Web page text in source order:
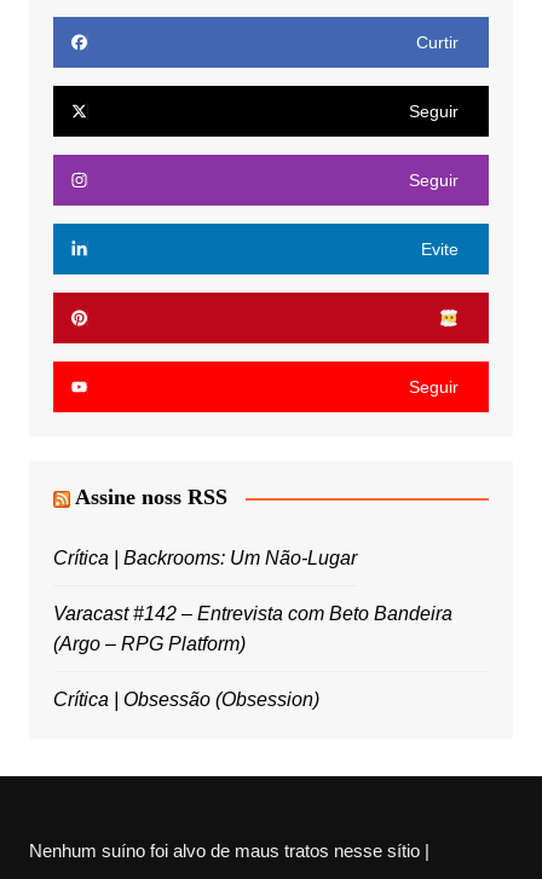
Curtir
Seguir
Seguir
Evite
Seguir
Assine noss RSS
Crítica | Backrooms: Um Não-Lugar
Varacast #142 – Entrevista com Beto Bandeira
(Argo – RPG Platform)
Crítica | Obsessão (Obsession)
Nenhum suíno foi alvo de maus tratos nesse sítio |